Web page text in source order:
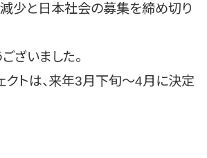
少と日本社会の募集を締め切り
ざいました。
クトは、来年3月下旬～4月に決定